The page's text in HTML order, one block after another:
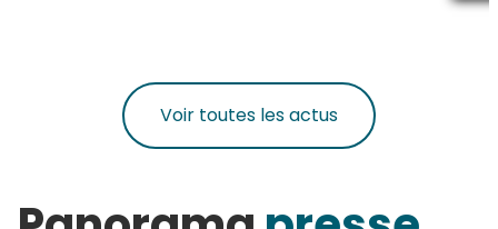
Voir toutes les actus